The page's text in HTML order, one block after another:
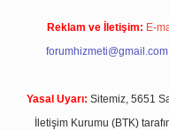
Reklam ve İletişim: E-
forumhizmeti@gmail.com
Yasal Uyarı: Sitemiz, 5651
İletişim Kurumu (BTK)